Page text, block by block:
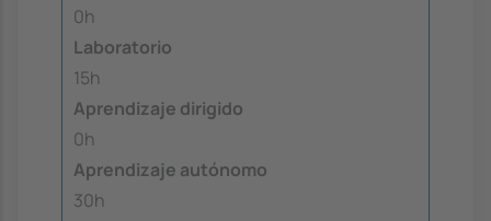
0h
Laboratorio
15h
Aprendizaje dirigido
0h
Aprendizaje autónomo
30h